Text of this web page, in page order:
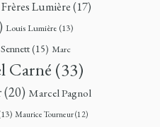
Lumière(17)
Louis Lumière (13)
(15) Marc
Carné (33)
(20) Marcel Pagnol
Maurice Tourneur(12)